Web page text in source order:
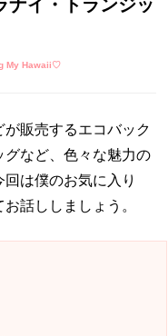
ナイ・トランジッ
My Hawaii♡
販売するエコバック
など、色々な魅力の
は僕のお気に入り
話ししましょう。